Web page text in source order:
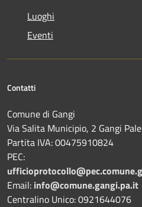
Luoghi
Eventi
Contatti
Comune di Gangi
Via Salita Municipio, 2 Gangi
Partita IVA: 00475910824
PEC:
Email: info@comune.gangi.pa.it
Centralino Unico: 0921644076